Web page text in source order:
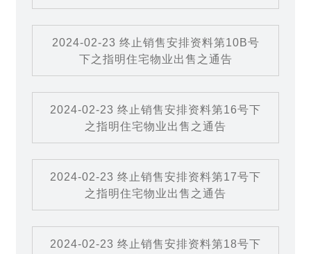
2024-02-23 终止销售安排资料第10B号
下之指明住宅物业出售之通告
2024-02-23 终止销售安排资料第16号下
之指明住宅物业出售之通告
2024-02-23 终止销售安排资料第17号下
之指明住宅物业出售之通告
2024-02-23 终止销售安排资料第18号下